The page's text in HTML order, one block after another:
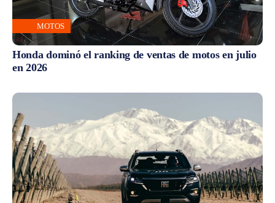
MOTOS
Honda dominó el ranking de ventas de motos en julio
en 2026